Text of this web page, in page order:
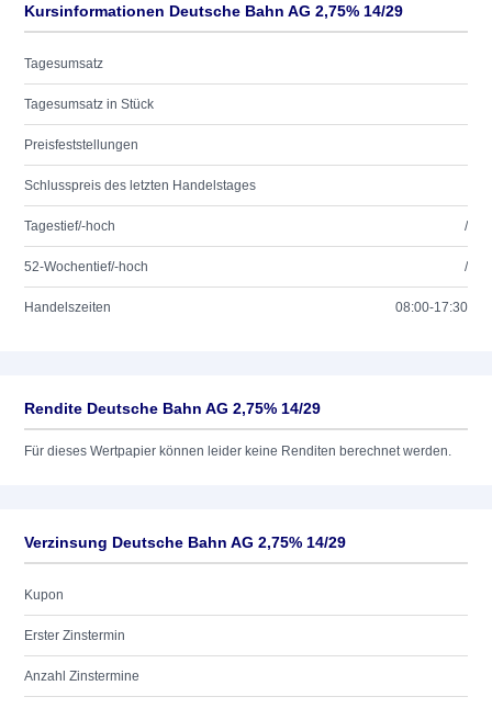
Kursinformationen Deutsche Bahn AG 2,75% 14/29
Tagesumsatz
Tagesumsatz in Stück
Preisfeststellungen
Schlusspreis des letzten Handelstages
Tagestief/-hoch /
52-Wochentief/-hoch /
Handelszeiten 08:00-17:30
Rendite Deutsche Bahn AG 2,75% 14/29
Für dieses Wertpapier können leider keine Renditen berechnet werden.
Verzinsung Deutsche Bahn AG 2,75% 14/29
Kupon
Erster Zinstermin
Anzahl Zinstermine